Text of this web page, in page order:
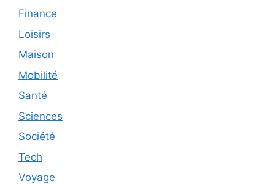
Finance
Loisirs
Maison
Mobilité
Santé
Sciences
Société
Tech
Voyage